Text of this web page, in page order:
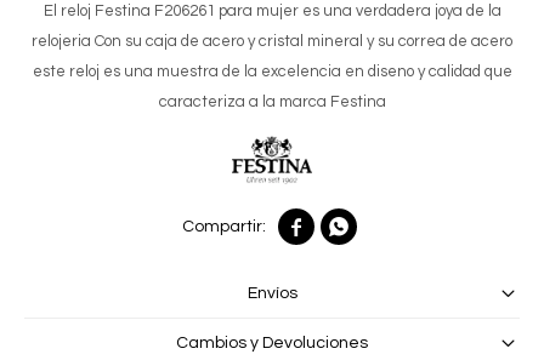
El reloj Festina F206261 para mujer es una verdadera joya de la
relojeria Con su caja de acero y cristal mineral y su correa de acero
este reloj es una muestra de la excelencia en diseno y calidad que
caracteriza a la marca Festina
 
Envíos
Cambios y Devoluciones